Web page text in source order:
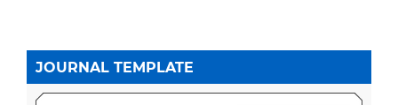
JOURNAL TEMPLATE